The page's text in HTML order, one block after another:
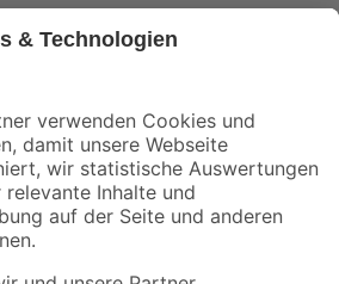
und Aktionen mehr verpassen!